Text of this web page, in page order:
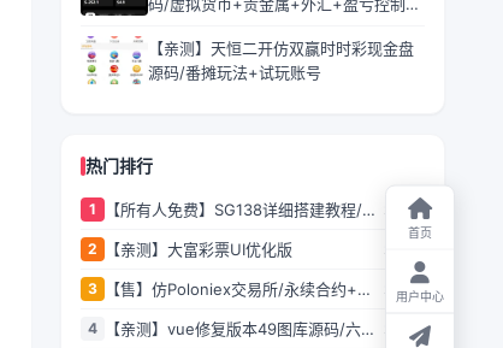
【亲测】天恒二开仿双赢时时彩现金盘
源码/番摊玩法+试玩账号
热门排行
1
【所有人免费】SG138详细搭建教程/附
25.2W
2 【亲测】大富彩票UI优化版
3
【售】仿Poloniex交易所/永续合约+矿
开源/完美运营
24.9W
4
【亲测】vue修复版本49图库源码/六合
24.9W
首页
用户中心